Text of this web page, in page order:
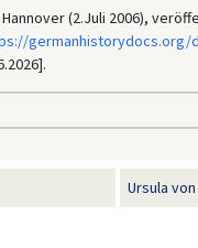
(2.Juli 2006),
germanhistorydocs.org/
Ursula